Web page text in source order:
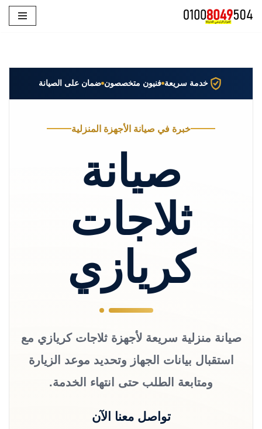
خدمة سريعة فنيون متخصصون ضمان على الصيانة
خبرة في صيانة الأجهزة المنزلية
صيانة
ثلاجات
كريازي
صيانة منزلية سريعة لأجهزة ثلاجات كريازي مع
استقبال بيانات الجهاز وتحديد موعد الزيارة
ومتابعة الطلب حتى انتهاء الخدمة.
تواصل معنا الآن